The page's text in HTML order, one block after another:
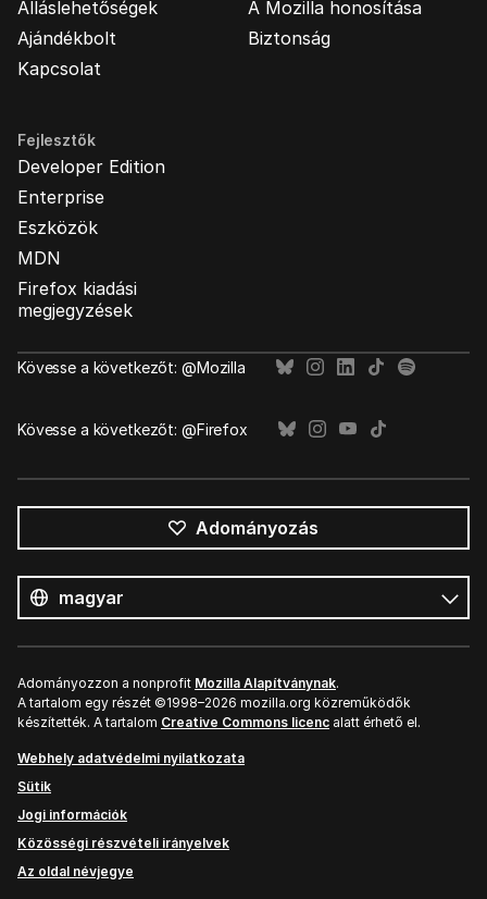
Álláslehetőségek
Ajándékbolt
Kapcsolat
A Mozilla honosítása
Biztonság
Fejlesztők
Developer Edition
Enterprise
Eszközök
MDN
Firefox kiadási
megjegyzések
Kövesse a következőt: @Mozilla
Kövesse a következőt: @Firefox
Adományozás
nyelv
Nyelv
Adományozzon a nonprofit Mozilla Alapítványnak.
A tartalom egy részét ©1998–2026 mozilla.org közreműködők
készítették. A tartalom Creative Commons licenc alatt érhető el.
Webhely adatvédelmi nyilatkozata
Sütik
Jogi információk
Közösségi részvételi irányelvek
Az oldal névjegye